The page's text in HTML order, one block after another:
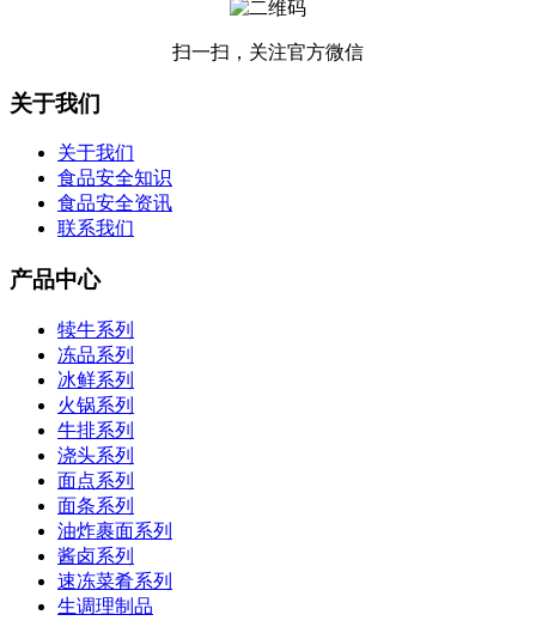
扫一扫，关注官方微信
关于我们
关于我们
食品安全知识
食品安全资讯
联系我们
产品中心
犊牛系列
冻品系列
冰鲜系列
火锅系列
牛排系列
浇头系列
面点系列
面条系列
油炸裹面系列
酱卤系列
速冻菜肴系列
生调理制品